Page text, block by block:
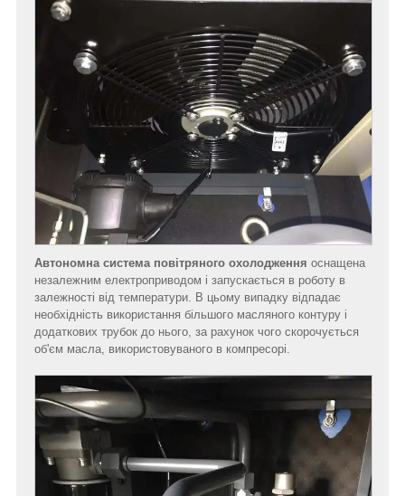
Автономна система повітряного охолодження оснащена
незалежним електроприводом і запускається в роботу в
залежності від температури. В цьому випадку відпадає
необхідність використання більшого масляного контуру і
додаткових трубок до нього, за рахунок чого скорочується
об'єм масла, використовуваного в компресорі.